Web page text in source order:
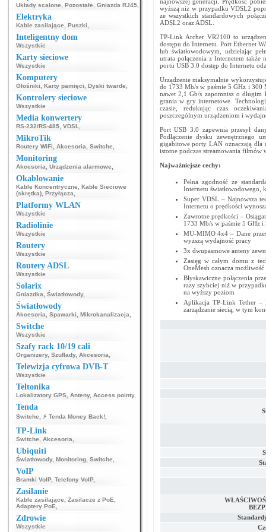
Układy scalone Pozostałe Gniazda RJ45
Elektryka
Kable zasilające Puszki
Inteligentny dom
Wszystkie
Karty sieciowe
Wszystkie
Komputery
Głośniki Karty pamięci Dyski twarde
Kontrolery sieciowe
Wszystkie
Media konwertery
RS-232/RS-485 VDSL
MikroTik
Routery WiFi Akcesoria Switche
Monitoring
Akcesoria Urządzenia alarmowe
Okablowanie
Kable Koncentryczne
Kable Sieciowe
(skrętka) Przyłącza
Platformy WLAN
Wszystkie
Radiolinie
Wszystkie
Routery
Wszystkie
Routery ADSL
Wszystkie
Solarix
Gniazdka Światłowody,
Światłowody
Akcesoria Spawarki Mikrokanalizacja
Switche
Wszystkie
Szafy rack 10/19 cali
Organizery, Szuflady, Akcesoria
Telewizja cyfrowa DVB-T
Wszystkie
Teltonika
Lokalizatory GPS Anteny, Access pointy,
Tenda
Switche ⚡ Tenda Money Back!
TP-Link
Switche Akcesoria
Ubiquiti
Światłowody, Monitoring Switche
VoIP
Bramki VoIP, Telefony VoIP,
Zasilanie
Kable zasilające Zasilacze z PoE
Adaptery PoE
Zdrowie
Wszystkie
wyższą niż w przypadku VDSL2
ze wszystkich standardowych
ADSL2 oraz ADSL.
TP-Link Archer VR2100 to
dostępu do Internetu. Port Ethernet
lub światłowodowym, udzielając
utrata połączenia z Internetem także
portu USB 3.0 dostęp do Internetu
Urządzenie maksymalnie
do 1733 Mb/s w paśmie 5 GHz i 300
nawet 2,1 Gb/s zapomnisz o
grania w gry internetowe.
czasie, redukując czas
poszczególnym urządzeniom i
Port USB 3.0 zapewnia przesył
Podłączenie dysku zewnętrznego
gigabitowe porty LAN oznaczają dla
istotne podczas streamowania
Najważniejsze cechy:
Pełna zgodność ze
Internetu światłowodowego,
Super VDSL – Najnowsza
Internetu o prędkości
Zawrotne prędkości –
1733 Mb/s w paśmie 5 GHz
MU-MIMO 4x4 – Dane
wyższą wydajność pracy
3x dwupasmowe anteny
Zasięg w całym domu z
OneMesh oznacza
Błyskawiczne połączenia
razy szybciej niż w
na wyższy poziom
Aplikacja TP-Link Tether –
zarządzanie siecią, w tym